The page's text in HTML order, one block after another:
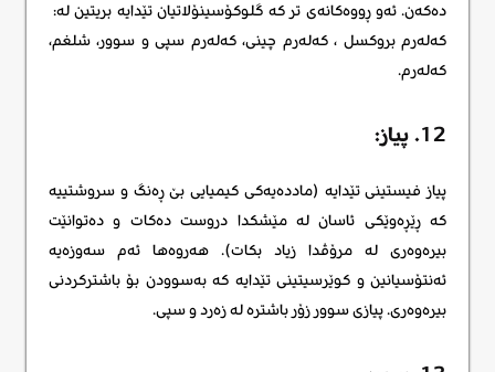
دەکەن. ئەو ڕووەکانەی تر کە گلوکۆسینۆلاتیان تێدایە بریتین لە:
کەلەرم بروکسل ، کەلەرم چینی، کەلەرم سپی و سوور، شلغم،
کەلەرم.
12. پیاز:
پیاز فیستینی تێدایە (ماددەیەکی کیمیایی بێ ڕەنگ و سروشتییە
کە ڕێڕەوێکی ئاسان لە مێشکدا دروست دەکات و دەتوانێت
بیرەوەری لە مرۆڤدا زیاد بکات). هەروەها ئەم سەوزەیە
ئەنتۆسیانین و کوێرسیتینی تێدایە کە بەسوودن بۆ باشترکردنی
بیرەوەری. پیازی سوور زۆر باشترە لە زەرد و سپی.